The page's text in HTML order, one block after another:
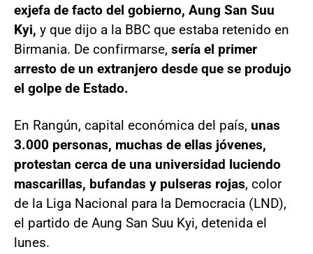
exjefa de facto del gobierno, Aung San Suu
Kyi, y que dijo a la BBC que estaba retenido en
Birmania. De confirmarse, sería el primer
arresto de un extranjero desde que se produjo
el golpe de Estado.
En Rangún, capital económica del país, unas
3.000 personas, muchas de ellas jóvenes,
protestan cerca de una universidad luciendo
mascarillas, bufandas y pulseras rojas, color
de la Liga Nacional para la Democracia (LND),
el partido de Aung San Suu Kyi, detenida el
lunes.